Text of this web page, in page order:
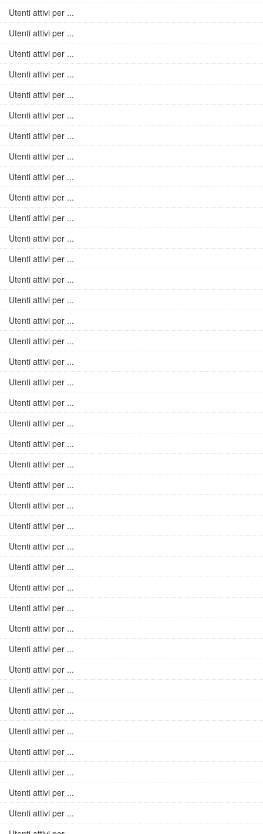
Utenti attivi per ...
Utenti attivi per ...
Utenti attivi per ...
Utenti attivi per ...
Utenti attivi per ...
Utenti attivi per ...
Utenti attivi per ...
Utenti attivi per ...
Utenti attivi per ...
Utenti attivi per ...
Utenti attivi per ...
Utenti attivi per ...
Utenti attivi per ...
Utenti attivi per ...
Utenti attivi per ...
Utenti attivi per ...
Utenti attivi per ...
Utenti attivi per ...
Utenti attivi per ...
Utenti attivi per ...
Utenti attivi per ...
Utenti attivi per ...
Utenti attivi per ...
Utenti attivi per ...
Utenti attivi per ...
Utenti attivi per ...
Utenti attivi per ...
Utenti attivi per ...
Utenti attivi per ...
Utenti attivi per ...
Utenti attivi per ...
Utenti attivi per ...
Utenti attivi per ...
Utenti attivi per ...
Utenti attivi per ...
Utenti attivi per ...
Utenti attivi per ...
Utenti attivi per ...
Utenti attivi per ...
Utenti attivi per ...